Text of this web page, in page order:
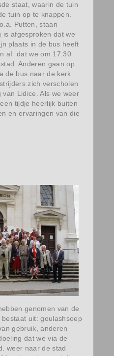
staat, waarin de tuin
tuin op te knappen.
Putten, staan
is afgesproken dat we
plaats in de bus heeft
af dat we om 17.30
Anderen gaan op
de bus naar de kerk
zich verscholen
Lidice. Als we weer
tijdje heerlijk buiten
en ervaringen van die
genomen van de
uit: goulashsoep
gebruik, anderen
dat we via de
weer naar de stad